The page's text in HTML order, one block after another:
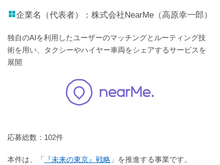
企業名（代表者）：株式会社NearMe（高原幸一郎）
独自のAIを利用したユーザーのマッチングとルーティング技
術を用い、タクシーやハイヤー車両をシェアするサービスを
展開
応募総数：102件
本件は、「 『未来の東京』戦略 」を推進する事業です。